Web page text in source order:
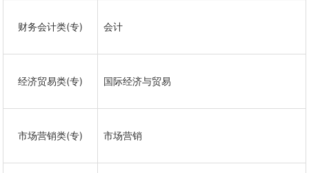
财务会计类(专) 会计
经济贸易类(专) 国际经济与贸易
市场营销类(专) 市场营销